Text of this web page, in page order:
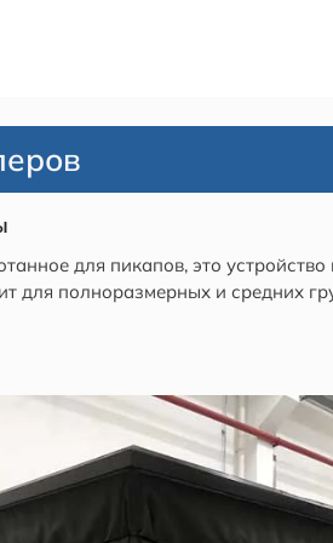
для пикапов, это устройство
для полноразмерных и средних